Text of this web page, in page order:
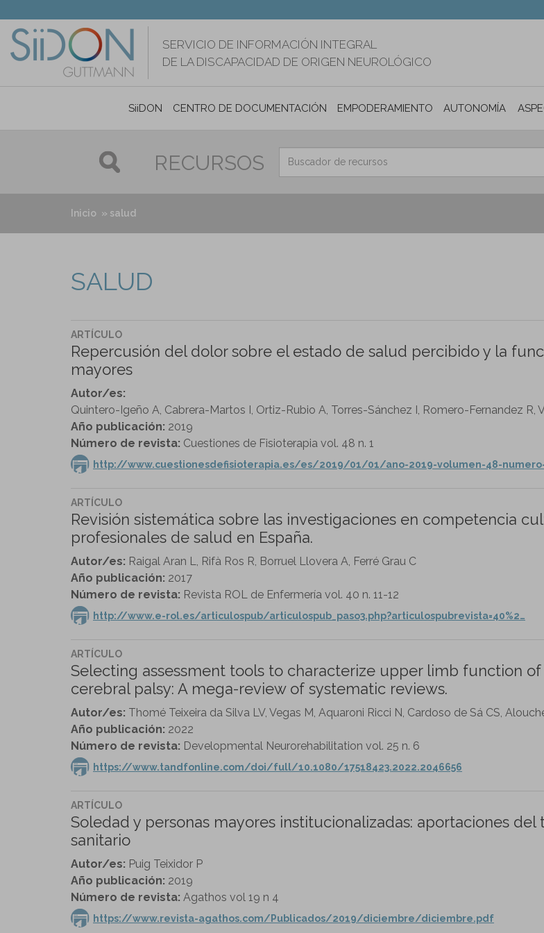
contenido
principal
SERVICIO DE INFORMACIÓN INTEGRAL
DE LA DISCAPACIDAD DE ORIGEN NEUROLÓGICO
SiiDON CENTRO DE DOCUMENTACIÓN EMPODERAMIENTO AUTONOMÍA
RECURSOS
Inicio salud
SALUD
ARTÍCULO
Repercusión del dolor sobre el estado de salud percibido y la
mayores
Autor/es:
Quintero-Igeño A, Cabrera-Martos I, Ortiz-Rubio A, Torres-Sánchez I, Romero-Fernandez R,
Año publicación: 2019
Número de revista: Cuestiones de Fisioterapia vol. 48 n. 1
http://www.cuestionesdefisioterapia.es/es/2019/01/01/ano-2019-volumen-48-
ARTÍCULO
Revisión sistemática sobre las investigaciones en competencia
profesionales de salud en España.
Autor/es: Raigal Aran L, Rifà Ros R, Borruel Llovera A, Ferré Grau C
Año publicación: 2017
Número de revista: Revista ROL de Enfermería vol. 40 n. 11-12
http://www.e-rol.es/articulospub/articulospub_paso3.php?articulospubrevista=40%2…
ARTÍCULO
Selecting assessment tools to characterize upper limb function
cerebral palsy: A mega-review of systematic reviews.
Autor/es: Thomé Teixeira da Silva LV, Vegas M, Aquaroni Ricci N, Cardoso de Sá CS,
Año publicación: 2022
Número de revista: Developmental Neurorehabilitation vol. 25 n. 6
https://www.tandfonline.com/doi/full/10.1080/17518423.2022.2046656
ARTÍCULO
Soledad y personas mayores institucionalizadas: aportaciones del
sanitario
Autor/es: Puig Teixidor P
Año publicación: 2019
Número de revista: Agathos vol 19 n 4
https://www.revista-agathos.com/Publicados/2019/diciembre/diciembre.pdf